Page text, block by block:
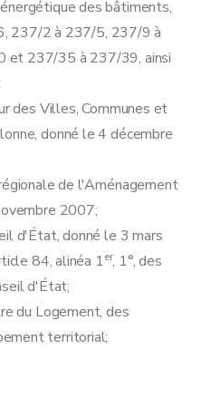
des bâtiments,
237/2 à 237/5, 237/9 à
237/35 à 237/39, ainsi
des Villes, Communes et
donné le 4 décembre
de l'Aménagement
2007;
d'État, donné le 3 mars
84, alinéa 1er, 1°, des
d'État;
du Logement, des
territorial;